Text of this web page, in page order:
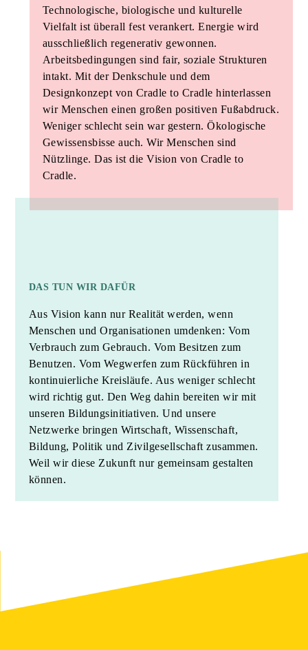
Technologische, biologische und kulturelle
Vielfalt ist überall fest verankert. Energie wird
ausschließlich regenerativ gewonnen.
Arbeitsbedingungen sind fair, soziale Strukturen
intakt. Mit der Denkschule und dem
Designkonzept von Cradle to Cradle hinterlassen
wir Menschen einen großen positiven Fußabdruck.
Weniger schlecht sein war gestern. Ökologische
Gewissensbisse auch. Wir Menschen sind
Nützlinge. Das ist die Vision von Cradle to
Cradle.
DAS TUN WIR DAFÜR
Aus Vision kann nur Realität werden, wenn
Menschen und Organisationen umdenken: Vom
Verbrauch zum Gebrauch. Vom Besitzen zum
Benutzen. Vom Wegwerfen zum Rückführen in
kontinuierliche Kreisläufe. Aus weniger schlecht
wird richtig gut. Den Weg dahin bereiten wir mit
unseren Bildungsinitiativen. Und unsere
Netzwerke bringen Wirtschaft, Wissenschaft,
Bildung, Politik und Zivilgesellschaft zusammen.
Weil wir diese Zukunft nur gemeinsam gestalten
können.